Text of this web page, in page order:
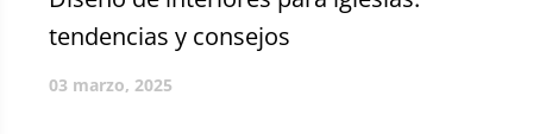
tendencias y consejos
03 marzo, 2025